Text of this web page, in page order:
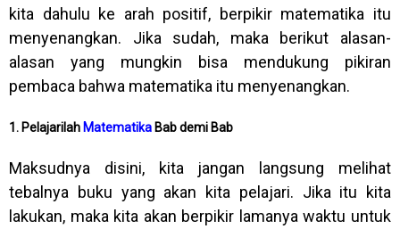
kita dahulu ke arah positif, berpikir matematika itu
menyenangkan. Jika sudah, maka berikut alasan-
alasan yang mungkin bisa mendukung pikiran
pembaca bahwa matematika itu menyenangkan.
1. Pelajarilah Matematika Bab demi Bab
Maksudnya disini, kita jangan langsung melihat
tebalnya buku yang akan kita pelajari. Jika itu kita
lakukan, maka kita akan berpikir lamanya waktu untuk